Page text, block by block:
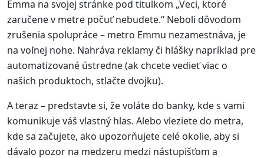
Emma na svojej stránke pod titulkom „Veci, ktoré
zaručene v metre počuť nebudete.“ Neboli dôvodom
zrušenia spolupráce – metro Emmu nezamestnáva, je
na voľnej nohe. Nahráva reklamy či hlášky napríklad pre
automatizované ústredne (ak chcete vedieť viac o
našich produktoch, stlačte dvojku).
A teraz – predstavte si, že voláte do banky, kde s vami
komunikuje váš vlastný hlas. Alebo vleziete do metra,
kde sa začujete, ako upozorňujete celé okolie, aby si
dávalo pozor na medzeru medzi nástupišťom a